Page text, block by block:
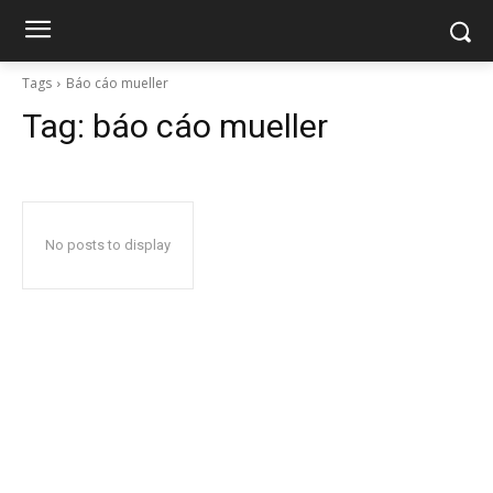
Tags Báo cáo mueller
Tag: báo cáo mueller
No posts to display